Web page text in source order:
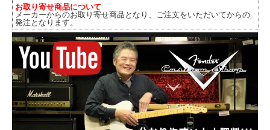
お取り寄せ商品について
メーカーからのお取り寄せ商品となり、ご注文をいただいてからの
発注となります。